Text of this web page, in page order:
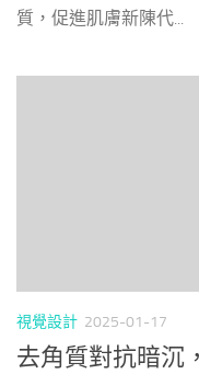
質，促進肌膚新陳代...
視覺設計 2025-01-17
去角質對抗暗沉